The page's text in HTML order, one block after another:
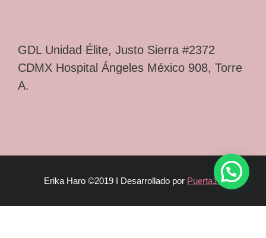
GDL Unidad Élite, Justo Sierra #2372
CDMX Hospital Ángeles México 908, Torre
A.
Erika Haro ©2019 I Desarrollado por Puerta14